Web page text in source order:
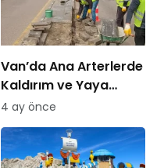
Van’da Ana Arterlerde
Kaldırım ve Yaya
Yolları Yenileniyor
4 ay önce